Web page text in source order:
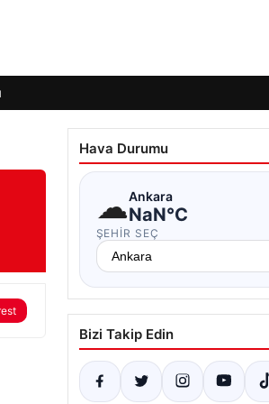
Hava Durumu
☁Ankara
NaN°C
ŞEHIR SEÇ
Bizi Takip Edin